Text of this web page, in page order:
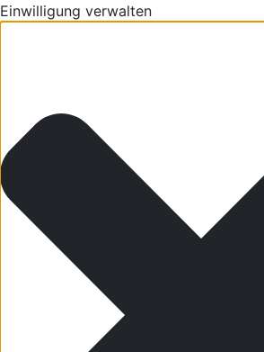
Einwilligung verwalten